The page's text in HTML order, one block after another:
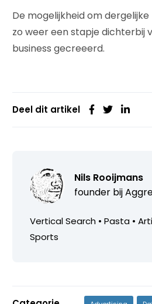
De mogelijkheid om
zo weer een stapje dichterbij
business gecreeerd.
Deel dit artikel
Nils Rooijmans
founder bij
Vertical Search • Pasta •
Sports